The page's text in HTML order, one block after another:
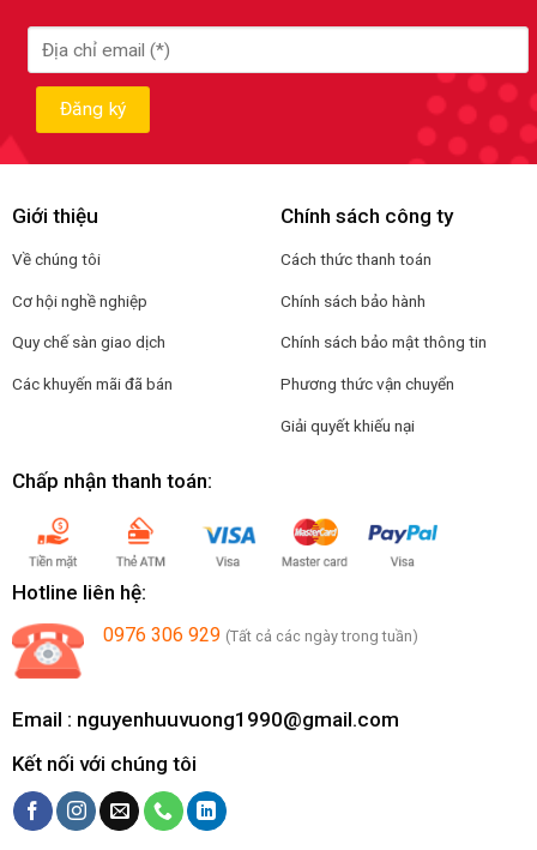
Giới thiệu
Về chúng tôi
Cơ hội nghề nghiệp
Quy chế sàn giao dịch
Các khuyến mãi đã bán
Chính sách công ty
Cách thức thanh toán
Chính sách bảo hành
Chính sách bảo mật thông tin
Phương thức vận chuyển
Giải quyết khiếu nại
Chấp nhận thanh toán:
Hotline liên hệ:
0976 306 929 (Tất cả các ngày trong tuần)
Email : nguyenhuuvuong1990@gmail.com
Kết nối với chúng tôi